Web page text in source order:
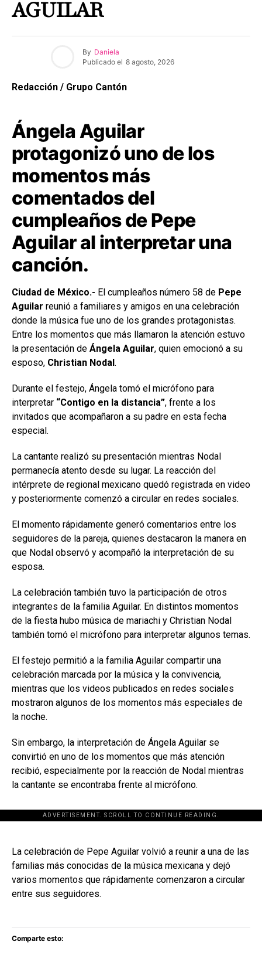
AGUILAR
By Daniela
Publicado el 8 agosto, 2026
Redacción / Grupo Cantón
Ángela Aguilar
protagonizó uno de los
momentos más
comentados del
cumpleaños de Pepe
Aguilar al interpretar una
canción.
Ciudad de México.- El cumpleaños número 58 de Pepe
Aguilar reunió a familiares y amigos en una celebración
donde la música fue uno de los grandes protagonistas.
Entre los momentos que más llamaron la atención estuvo
la presentación de Ángela Aguilar, quien emocionó a su
esposo, Christian Nodal .
Durante el festejo, Ángela tomó el micrófono para
interpretar “Contigo en la distancia”, frente a los
invitados que acompañaron a su padre en esta fecha
especial.
La cantante realizó su presentación mientras Nodal
permanecía atento desde su lugar. La reacción del
intérprete de regional mexicano quedó registrada en video
y posteriormente comenzó a circular en redes sociales.
El momento rápidamente generó comentarios entre los
seguidores de la pareja, quienes destacaron la manera en
que Nodal observó y acompañó la interpretación de su
esposa.
La celebración también tuvo la participación de otros
integrantes de la familia Aguilar. En distintos momentos
de la fiesta hubo música de mariachi y Christian Nodal
también tomó el micrófono para interpretar algunos temas.
El festejo permitió a la familia Aguilar compartir una
celebración marcada por la música y la convivencia,
mientras que los videos publicados en redes sociales
mostraron algunos de los momentos más especiales de
la noche.
Sin embargo, la interpretación de Ángela Aguilar se
convirtió en uno de los momentos que más atención
recibió, especialmente por la reacción de Nodal mientras
la cantante se encontraba frente al micrófono.
ADVERTISEMENT. SCROLL TO CONTINUE READING.
[adsforwp id="243463"]
La celebración de Pepe Aguilar volvió a reunir a una de las
familias más conocidas de la música mexicana y dejó
varios momentos que rápidamente comenzaron a circular
entre sus seguidores.
Comparte esto: